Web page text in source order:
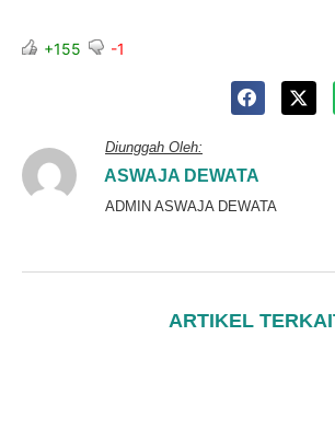
+155 -1
Diunggah Oleh:
ASWAJA DEWATA
ADMIN ASWAJA DEWATA
ARTIKEL